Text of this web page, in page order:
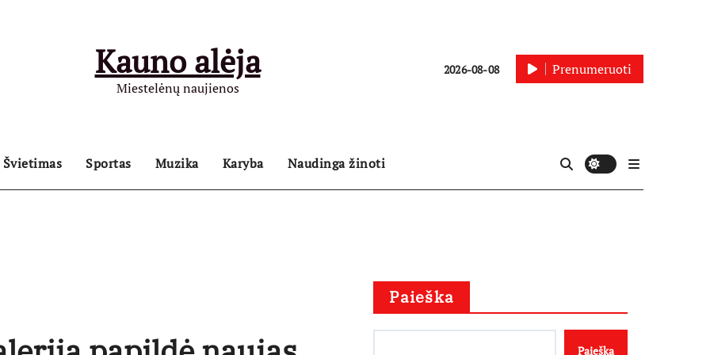
Kauno alėja
Miestelėnų naujienos
2026-08-08 Prenumeruoti
Švietimas Sportas Muzika Karyba Naudinga žinoti
Paieška
Paieška